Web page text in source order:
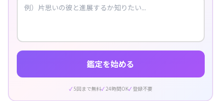
鑑定を始める
5回まで無料 24時間OK 登録不要